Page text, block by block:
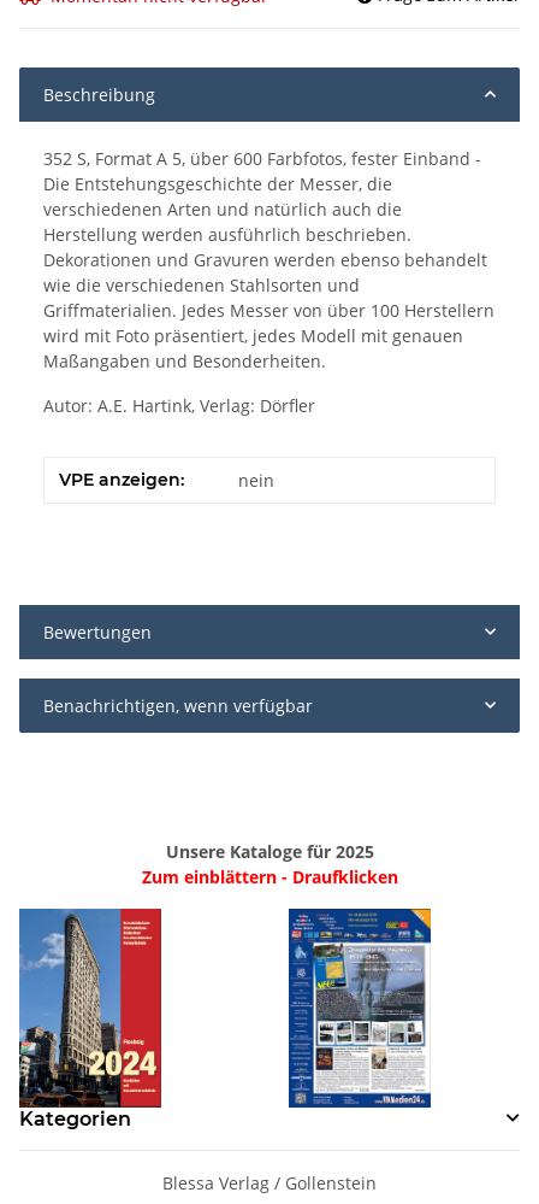
Beschreibung
352 S, Format A 5, über 600 Farbfotos, fester Einband -
Die Entstehungsgeschichte der Messer, die
verschiedenen Arten und natürlich auch die
Herstellung werden ausführlich beschrieben.
Dekorationen und Gravuren werden ebenso behandelt
wie die verschiedenen Stahlsorten und
Griffmaterialien. Jedes Messer von über 100 Herstellern
wird mit Foto präsentiert, jedes Modell mit genauen
Maßangaben und Besonderheiten.
Autor: A.E. Hartink, Verlag: Dörfler
VPE anzeigen: nein
Bewertungen
Benachrichtigen, wenn verfügbar
Unsere Kataloge für 2025
Zum einblättern - Draufklicken
Kategorien
Blessa Verlag / Gollenstein